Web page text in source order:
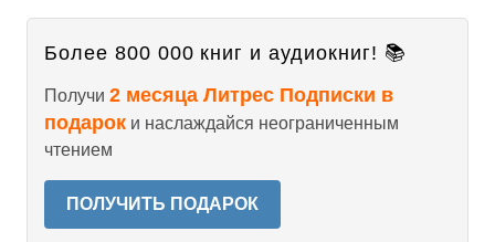
Более 800 000 книг и аудиокниг! 📚
Получи 2 месяца Литрес Подписки в
подарок и наслаждайся неограниченным
чтением
ПОЛУЧИТЬ ПОДАРОК